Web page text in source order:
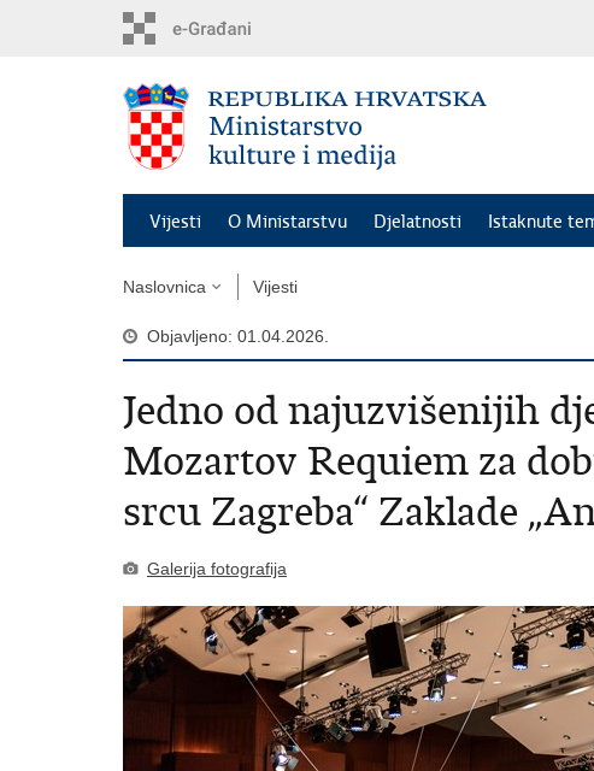
Vijesti O Ministarstvu Djelatnosti Istaknute
Naslovnica Vijesti
Objavljeno: 01.04.2026.
Jedno od najuzvišenijih
Mozartov Requiem za
srcu Zagreba“ Zaklade
Galerija fotografija